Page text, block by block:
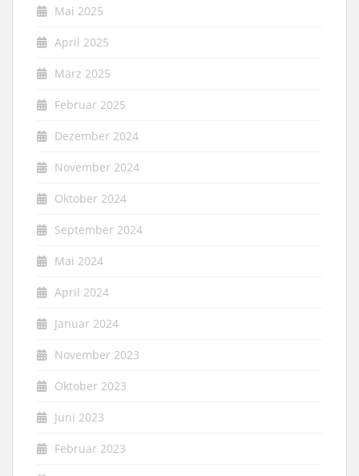
Mai 2025
April 2025
März 2025
Februar 2025
Dezember 2024
November 2024
Oktober 2024
September 2024
Mai 2024
April 2024
Januar 2024
November 2023
Oktober 2023
Juni 2023
Februar 2023